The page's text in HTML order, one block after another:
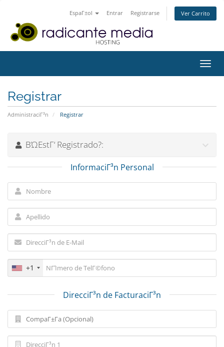
EspaΓ±ol Entrar Registrarse Ver Carrito
Registrar
AdministraciΓ³n Registrar
ΒΏEstΓ‘ Registrado?:
InformaciΓ³n Personal
+1
DirecciΓ³n de FacturaciΓ³n